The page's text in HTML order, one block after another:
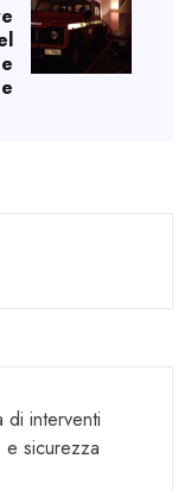
di interventi
sicurezza